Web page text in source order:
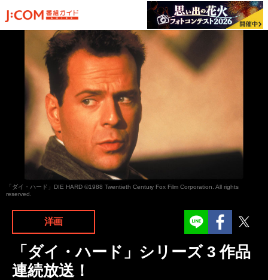
「ダイ・ハード」DIE HARD ©1988 Twentieth Century Fox Film Corporation. All rights
reserved.
洋画
「ダイ・ハード」シリーズ 3 作品
連続放送！